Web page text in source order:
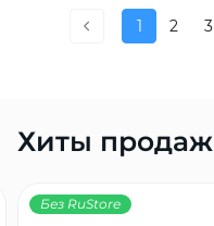
1 2 3
Хиты продаж
Без RuStore